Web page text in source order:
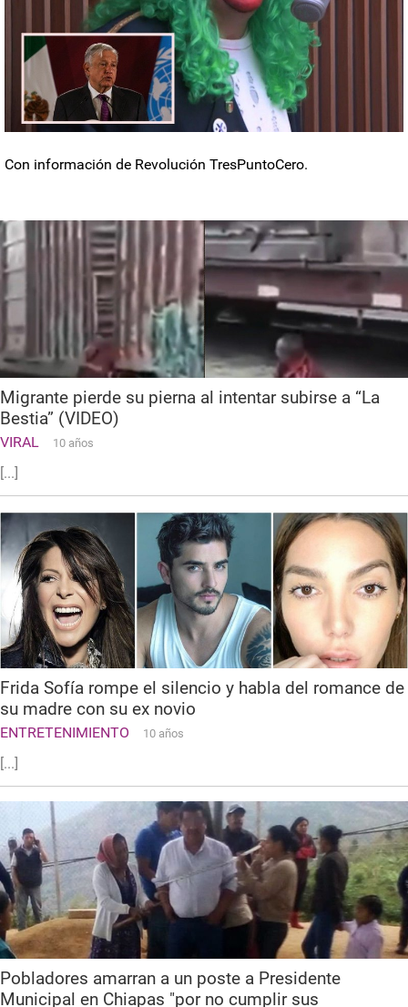
Con información de Revolución TresPuntoCero.
Migrante pierde su pierna al intentar subirse a “La
Bestia” (VIDEO)
VIRAL 10 años
[...]
Frida Sofía rompe el silencio y habla del romance de
su madre con su ex novio
ENTRETENIMIENTO 10 años
[...]
Pobladores amarran a un poste a Presidente
Municipal en Chiapas "por no cumplir sus